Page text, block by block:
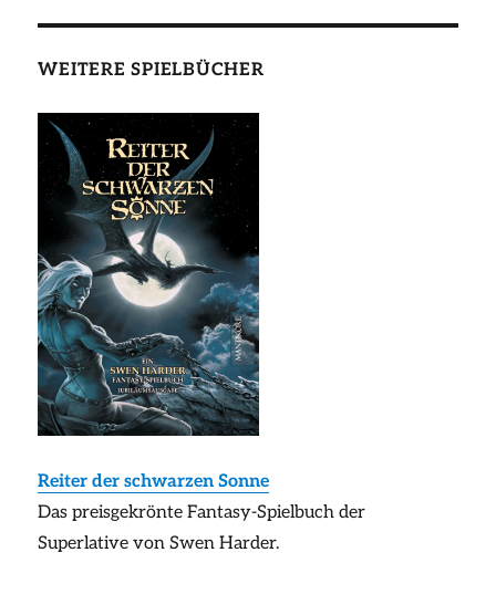
WEITERE SPIELBÜCHER
Reiter der schwarzen Sonne
Das preisgekrönte Fantasy-Spielbuch der
Superlative von Swen Harder.